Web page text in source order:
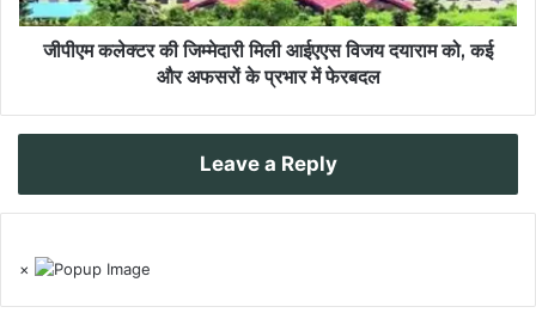
जीपीएम कलेक्टर की जिम्मेदारी मिली आईएएस विजय दयाराम को, कई
और अफसरों के प्रभार में फेरबदल
Leave a Reply
×